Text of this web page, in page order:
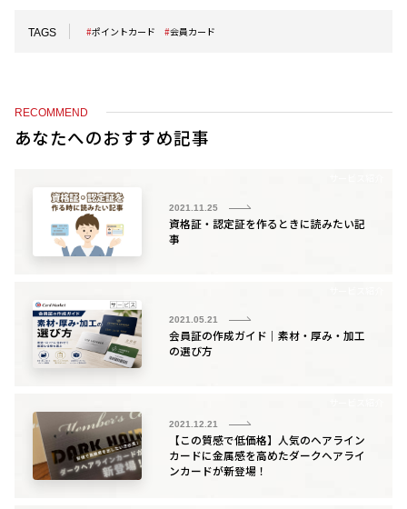
TAGS ポイントカード 会員カード
RECOMMEND
あなたへのおすすめ記事
2021.11.25
資格証・認定証を作るときに読みたい記
事
2021.05.21
会員証の作成ガイド｜素材・厚み・加工
の選び方
2021.12.21
【この質感で低価格】人気のヘアライン
カードに金属感を高めたダークヘアライ
ンカードが新登場！